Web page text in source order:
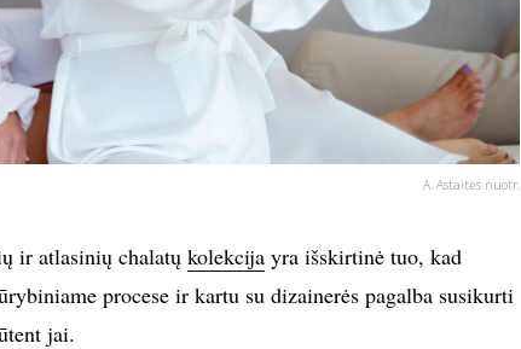
A. Astaitės nuotr.
ir atlasinių chalatų kolekcijayra išskirtinė tuo, kad
procese ir kartu su dizainerės pagalba susikurti
jai.